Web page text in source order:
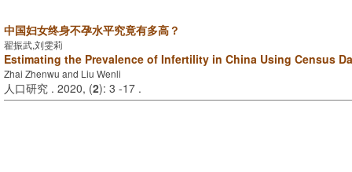
中国妇女终身不孕水平究竟有多高？
翟振武,刘雯莉
Estimating the Prevalence of Infertility in China Using Census
Zhai Zhenwu and Liu Wenli
人口研究 . 2020, (2): 3 -17 .